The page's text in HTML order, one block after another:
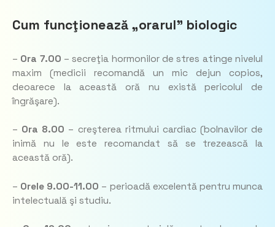
Cum funcţionează „orarul” biologic
– Ora 7.00 – secreţia hormonilor de stres atinge nivelul
maxim (medicii recomandă un mic dejun copios,
deoarece la această oră nu există pericolul de
îngrăşare).
– Ora 8.00 – creşterea ritmului cardiac (bolnavilor de
inimă nu le este recomandat să se trezească la
această oră).
– Orele 9.00-11.00 – perioadă excelentă pentru munca
intelectuală şi studiu.